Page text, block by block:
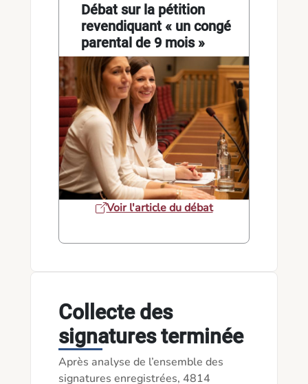
Débat sur la pétition
revendiquant « un congé
parental de 9 mois »
Voir l'article du débat
Collecte des
signatures terminée
Après analyse de l’ensemble des
signatures enregistrées, 4814